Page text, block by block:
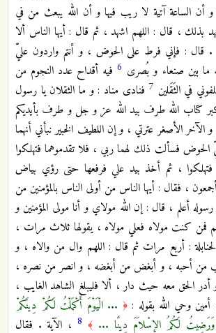
الساعة آتية لا ريب فيها و أن الله يبعث من في
بذلك ، قال : اللهم اشهد ، ثم قال : أيها الناس ألا
. قال : فإني فرط على الحوض ، و أنتم واردون عليّ
بين صنعاء و بُصرى 6فيه أقداح عدد النجوم من
في الثَقَلين 7 فنادى مناد : و ما الثقلان يا رسول
كتاب الله طرف بيد الله عز و جل و طرف بأيديكم
الآخر الأصغر عترتي ، و إن اللطيف الخبير نبأني أنهما
الحوض فسألت ذلك لهما ربي ، فلا تقدموهما فتهلكوا
فتهلكوا ، ثم أخذ بيد علي فرفعها حتى رؤي بياض
، فقال : أيها الناس من أولى الناس بالمؤمنين من
أعلم ، قال : إن الله مولاي و أنا مولى المؤمنين و
فمن كنت مولاه فعلي مولاه ، يقولها ثلاث مرات ،
: أربع مرات ثم قال : اللهم وال من والاه ، و
من أحبه ، و أبغض من أبغضه ، و انصر من نصره ،
الحق معه حيث دار ، ألا فليبلغ الشاهد الغايب ،
أمين وحي الله بقوله :﴿ ... الْيَوْمَ أَكْمَلْتُ لَكُمْ دِينَكُمْ
وَرَضِيتُ لَكُمُ الإِسْلاَمَ دِينًا ... ﴾ 8 ، الآية . فقال